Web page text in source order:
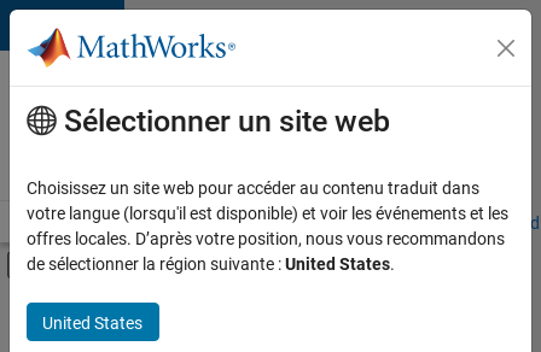
Passer au contenu
Votre
carrière
chez
Accueil Explorer nos opportunités Adresses de nos bureaux
Activer/désactiver l'affichage du menu
Contenu principal
FILTRER PAR
Programme destiné aux nouvelles carrières (EDG)
Sélectionner un site web
Choisissez un site web pour accéder au contenu traduit dans
votre langue (lorsqu'il est disponible) et voir les événements et les
offres locales. D’après votre position, nous vous recommandons
de sélectionner la région suivante :United States.
United States